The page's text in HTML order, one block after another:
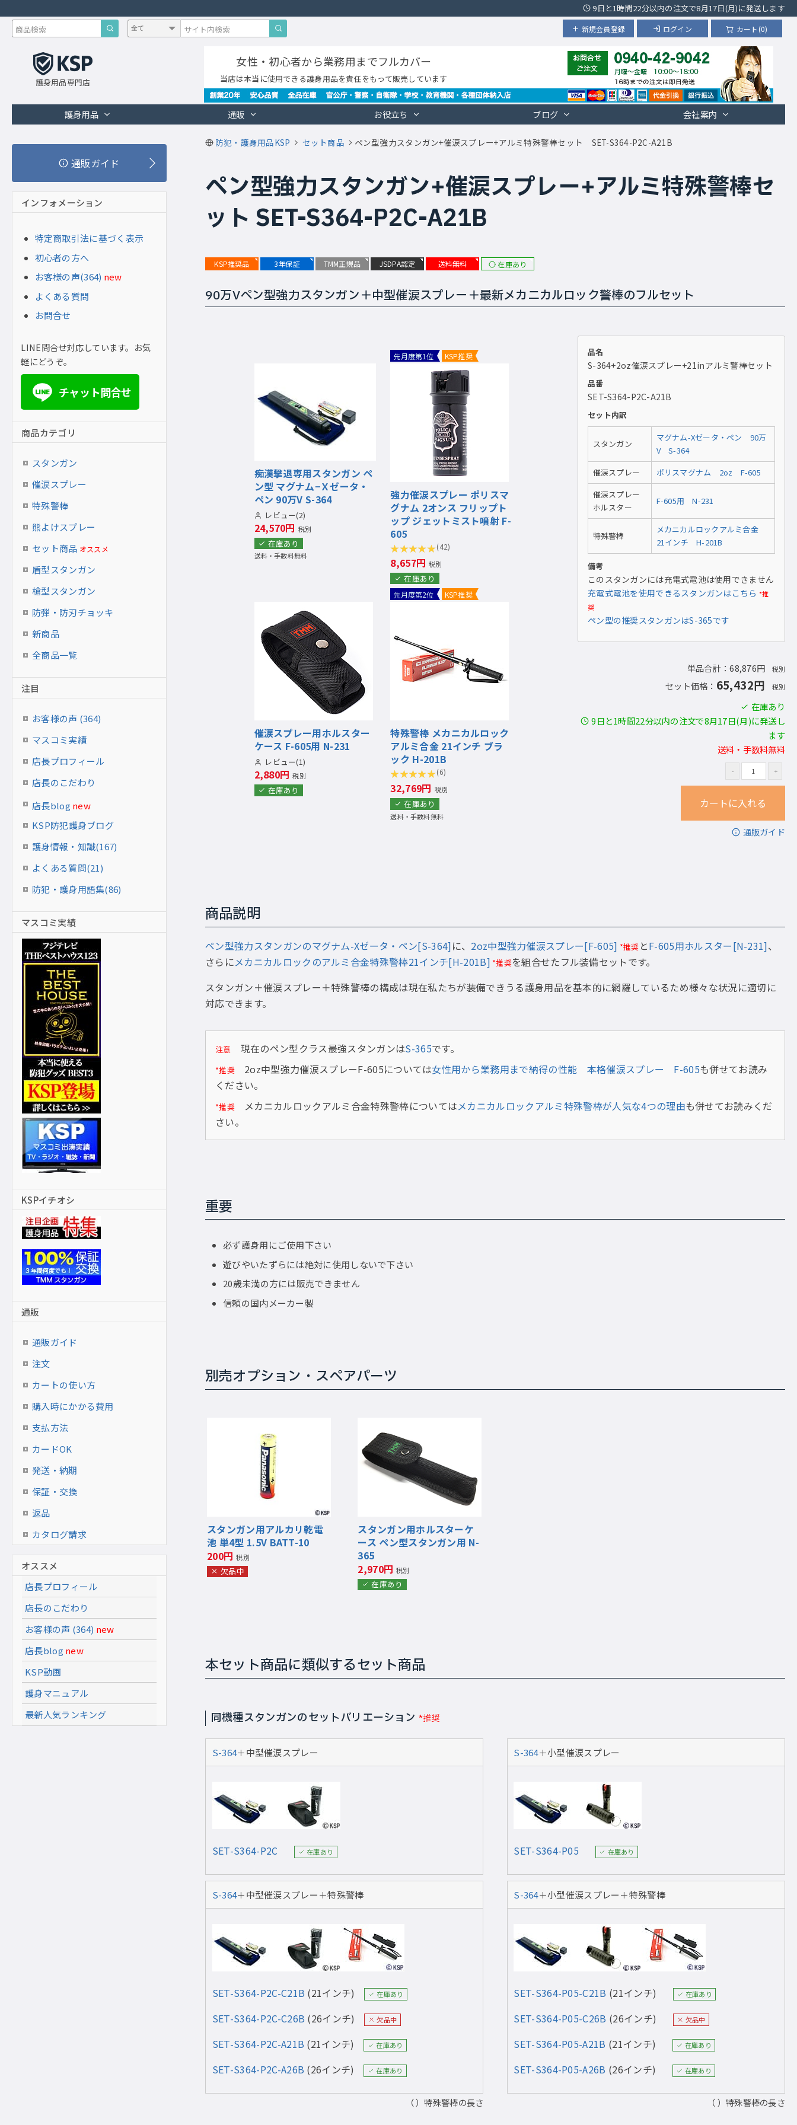
9日と1時間22分以内の注文で8月17日(月)に発送します
カート(0)
ログイン
新規会員登録
護身用品専門店
女性・初心者から業務用までフルカバー
当店は本当に使用できる護身用品を責任をもって販売しています
護身用品 通販 お役立ち ブログ 会社案内
防犯・護身用品KSP セット商品 ペン型強力スタンガン+催涙スプレー+アルミ特殊警棒セット SET-S364-P2C-A21B
ペン型強力スタンガン+催涙スプレー+アルミ特殊警棒セ
ット SET-S364-P2C-A21B
KSP推奨品 3年保証 TMM正規品 JSDPA認定 送料無料 在庫あり
90万Vペン型強力スタンガン＋中型催涙スプレー＋最新メカニカルロック警棒のフルセット
痴漢撃退専用スタンガン ペ
ン型 マグナム−Ｘゼータ・
ペン 90万V S-364
レビュー(2)
24,570円 税別
在庫あり
送料・手数料無料
先月度第1位 KSP推奨
強力催涙スプレー ポリスマ
グナム 2オンス フリップト
ップ ジェットミスト噴射 F-
605
(42)
8,657円 税別
在庫あり
催涙スプレー用ホルスター
ケース F-605用 N-231
レビュー(1)
2,880円 税別
在庫あり
先月度第2位 KSP推奨
特殊警棒 メカニカルロック
アルミ合金 21インチ ブラ
ック H-201B
(6)
32,769円 税別
在庫あり
送料・手数料無料
品名
S-364+2oz催涙スプレー+21inアルミ警棒セット
品番
SET-S364-P2C-A21B
セット内訳
スタンガン
マグナム-Xゼータ・ペン 90万
V S-364
催涙スプレー
ポリスマグナム 2oz F-605
催涙スプレー
ホルスター
F-605用 N-231
特殊警棒
メカニカルロックアルミ合金
21インチ H-201B
備考
このスタンガンには充電式電池は使用できません
充電式電池を使用できるスタンガンはこちら *推
奨
ペン型の推奨スタンガンはS-365です
単品合計：68,876円 税別
セット価格： 65,432円 税別
在庫あり
9日と1時間22分以内の注文で8月17日(月)に発送し
ます
送料・手数料無料
通販ガイド
商品説明
ペン型強力スタンガンのマグナム-Xゼータ・ペン[S-364]に、 2oz中型強力催涙スプレー[F-605] *推奨 とF-605用ホルスター[N-231]、
さらにメカニカルロックのアルミ合金特殊警棒21インチ[H-201B] *推奨を組合せたフル装備セットです。
スタンガン＋催涙スプレー＋特殊警棒の構成は現在私たちが装備できうる護身用品を基本的に網羅しているため様々な状況に適切に
対応できます。
注意 現在のペン型クラス最強スタンガンはS-365です。
*推奨2oz中型強力催涙スプレーF-605については女性用から業務用まで納得の性能 本格催涙スプレー F-605も併せてお読み
ください。
*推奨メカニカルロックアルミ合金特殊警棒についてはメカニカルロックアルミ特殊警棒が人気な4つの理由も併せてお読みくだ
さい。
重要
必ず護身用にご使用下さい
遊びやいたずらには絶対に使用しないで下さい
20歳未満の方には販売できません
信頼の国内メーカー製
別売オプション・スペアパーツ
スタンガン用アルカリ乾電
池 単4型 1.5V BATT-10
200円 税別
欠品中
スタンガン用ホルスターケ
ース ペン型スタンガン用 N-
365
2,970円 税別
在庫あり
本セット商品に類似するセット商品
同機種スタンガンのセットバリエーション *推奨
S-364＋中型催涙スプレー
SET-S364-P2C 在庫あり
S-364＋中型催涙スプレー＋特殊警棒
SET-S364-P2C-C21B (21インチ) 在庫あり
SET-S364-P2C-C26B (26インチ) 欠品中
SET-S364-P2C-A21B (21インチ) 在庫あり
SET-S364-P2C-A26B (26インチ) 在庫あり
（ ）特殊警棒の長さ
S-364＋小型催涙スプレー
SET-S364-P05 在庫あり
S-364＋小型催涙スプレー＋特殊警棒
SET-S364-P05-C21B (21インチ) 在庫あり
SET-S364-P05-C26B (26インチ) 欠品中
SET-S364-P05-A21B (21インチ) 在庫あり
SET-S364-P05-A26B (26インチ) 在庫あり
（ ）特殊警棒の長さ
通販ガイド
インフォメーション
特定商取引法に基づく表示
初心者の方へ
お客様の声(364) new
よくある質問
お問合せ
LINE問合せ対応しています。お気
軽にどうぞ。
LINE チャット問合せ
商品カテゴリ
スタンガン
催涙スプレー
特殊警棒
熊よけスプレー
セット商品 オススメ
盾型スタンガン
槍型スタンガン
防弾・防刃チョッキ
新商品
全商品一覧
注目
お客様の声 (364)
マスコミ実績
店長プロフィール
店長のこだわり
店長blog new
KSP防犯護身ブログ
護身情報・知識(167)
よくある質問(21)
防犯・護身用語集(86)
マスコミ実績
KSPイチオシ
通販
通販ガイド
注文
カートの使い方
購入時にかかる費用
支払方法
カードOK
発送・納期
保証・交換
返品
カタログ請求
オススメ
店長プロフィール
店長のこだわり
お客様の声 (364) new
店長blog new
KSP動画
護身マニュアル
最新人気ランキング